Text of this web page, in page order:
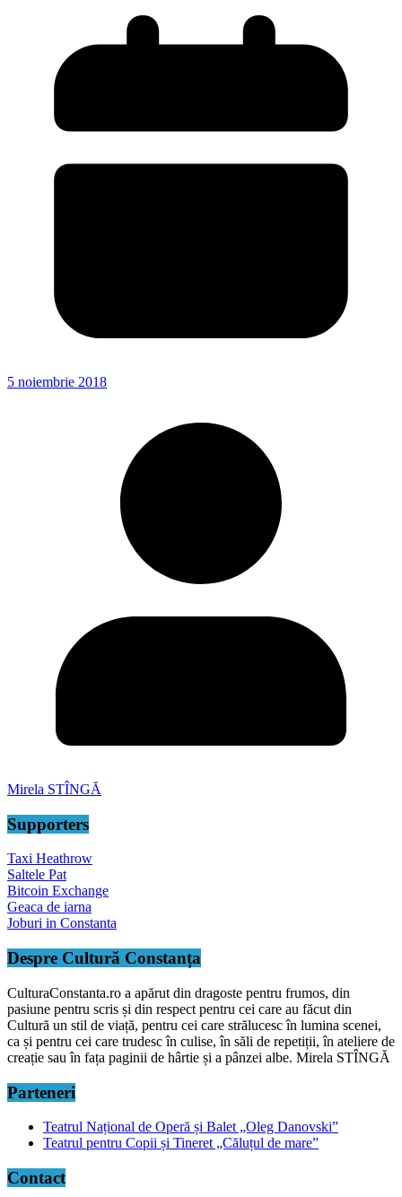
5 noiembrie 2018
Mirela STÎNGĂ
Supporters
Taxi Heathrow
Saltele Pat
Bitcoin Exchange
Geaca de iarna
Joburi in Constanta
Despre Cultură Constanța
CulturaConstanta.ro a apărut din dragoste pentru frumos, din
pasiune pentru scris și din respect pentru cei care au făcut din
Cultură un stil de viață, pentru cei care strălucesc în lumina scenei,
ca și pentru cei care trudesc în culise, în săli de repetiții, în ateliere de
creație sau în fața paginii de hârtie și a pânzei albe. Mirela STÎNGĂ
Parteneri
Teatrul Național de Operă și Balet „Oleg Danovski”
Teatrul pentru Copii și Tineret „Căluțul de mare”
Contact